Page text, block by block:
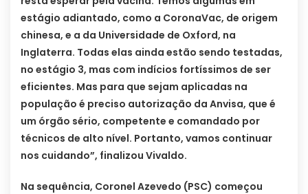
estágio adiantado, como a CoronaVac, de origem
chinesa, e a da Universidade de Oxford, na
Inglaterra. Todas elas ainda estão sendo testadas,
no estágio 3, mas com indícios fortíssimos de ser
eficientes. Mas para que sejam aplicadas na
população é preciso autorização da Anvisa, que é
um órgão sério, competente e comandado por
técnicos de alto nível. Portanto, vamos continuar
nos cuidando”, finalizou Vivaldo.
Na sequência, Coronel Azevedo (PSC) começou